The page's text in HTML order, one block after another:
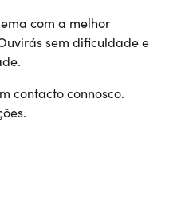
com a melhor
sem dificuldade e
contacto connosco.